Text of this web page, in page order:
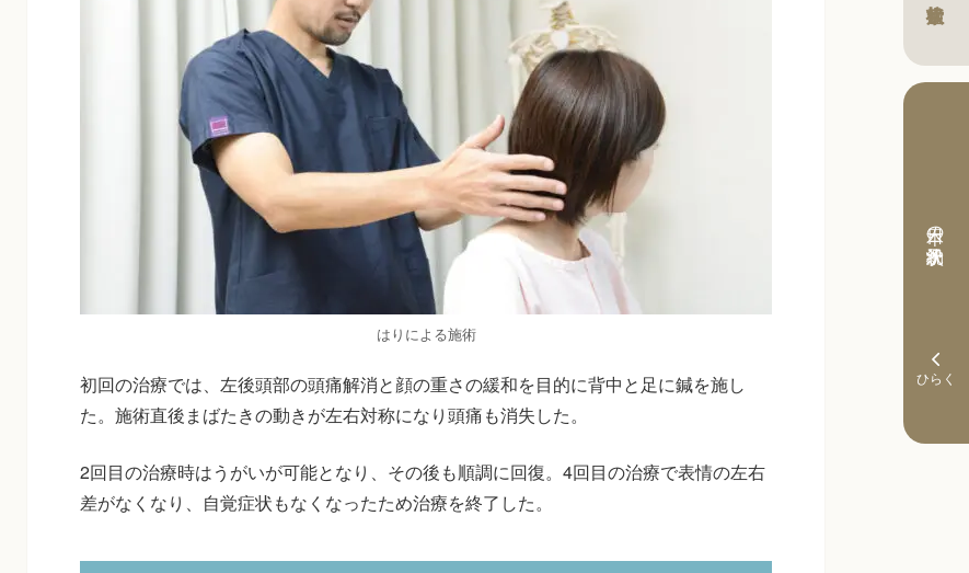
本日の予約状況
はりによる施術
初回の治療では、左後頭部の頭痛解消と顔の重さの緩和を目的に背中と足に鍼を施し
た。施術直後まばたきの動きが左右対称になり頭痛も消失した。
2回目の治療時はうがいが可能となり、その後も順調に回復。4回目の治療で表情の左右
差がなくなり、自覚症状もなくなったため治療を終了した。